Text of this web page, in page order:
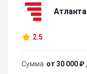
2.5
Сумма от 30 000 ₽